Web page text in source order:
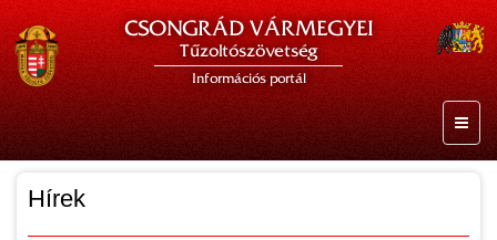
CSONGRÁD VÁRMEGYEI
Tűzoltószövetség
Információs portál
Hírek